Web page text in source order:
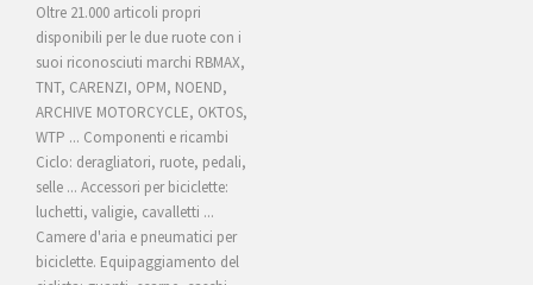
Oltre 21.000 articoli propri
disponibili per le due ruote con i
suoi riconosciuti marchi RBMAX,
TNT, CARENZI, OPM, NOEND,
ARCHIVE MOTORCYCLE, OKTOS,
WTP ... Componenti e ricambi
Ciclo: deragliatori, ruote, pedali,
selle ... Accessori per biciclette:
luchetti, valigie, cavalletti ...
Camere d'aria e pneumatici per
biciclette. Equipaggiamento del